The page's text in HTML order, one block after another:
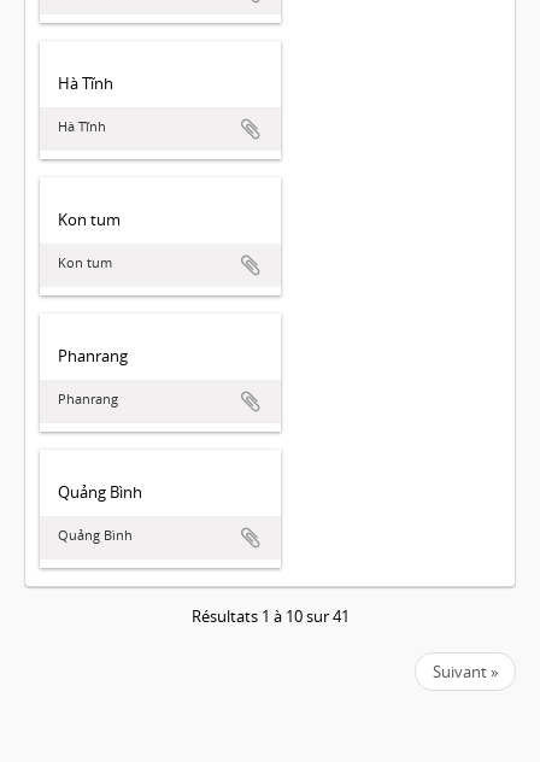
Hà Tĩnh
Hà Tĩnh
Kon tum
Kon tum
Phanrang
Phanrang
Quảng Bình
Quảng Bình
Résultats 1 à 10 sur 41
Suivant »